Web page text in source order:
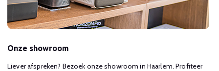
Onze showroom
Liever afspreken? Bezoek onze showroom in Haarlem. Profiteer